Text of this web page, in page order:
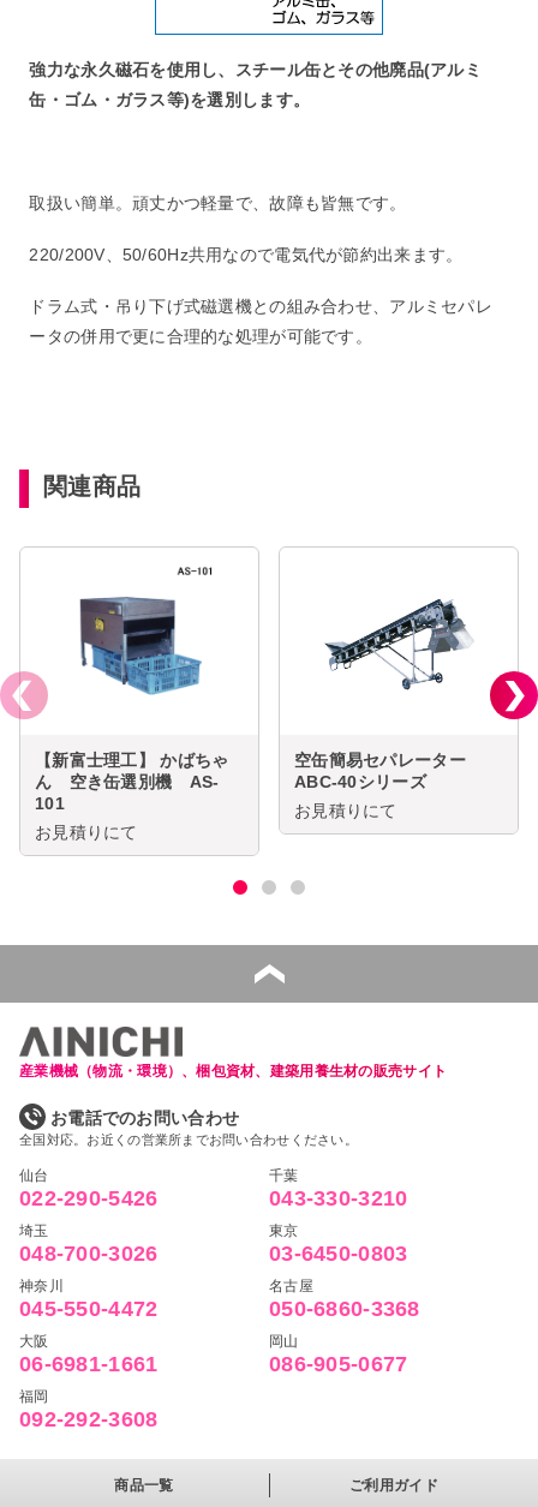
強力な永久磁石を使用し、スチール缶とその他廃品(アルミ
缶・ゴム・ガラス等)を選別します。
取扱い簡単。頑丈かつ軽量で、故障も皆無です。
220/200V、50/60Hz共用なので電気代が節約出来ます。
ドラム式・吊り下げ式磁選機との組み合わせ、アルミセパレ
ータの併用で更に合理的な処理が可能です。
関連商品
【新富士理工】 かばちゃ
ん 空き缶選別機 AS-
101
お見積りにて
空缶簡易セパレーター
ABC-40シリーズ
お見積りにて
産業機械（物流・環境）、梱包資材、建築用養生材の販売サイト
お電話でのお問い合わせ
全国対応。お近くの営業所までお問い合わせください。
仙台
022-290-5426
千葉
043-330-3210
埼玉
048-700-3026
東京
03-6450-0803
神奈川
045-550-4472
名古屋
050-6860-3368
大阪
06-6981-1661
岡山
086-905-0677
福岡
092-292-3608
商品一覧 ご利用ガイド